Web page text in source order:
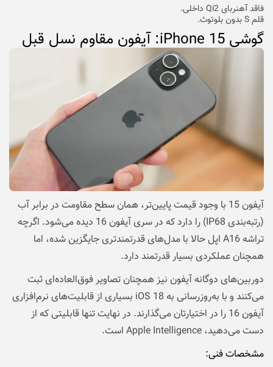
فاقد آهنربای Qi2 داخلی.
قلم S بدون بلوتوث.
گوشی iPhone 15: آیفون مقاوم نسل قبل
آیفون 15 با وجود قیمت پایین‌تر، همان سطح مقاومت در برابر آب
(رتبه‌بندی IP68) را دارد که در سری آیفون 16 دیده می‌شود. اگرچه
تراشه A16 اپل حالا با مدل‌های قدرتمندتری جایگزین شده، اما
همچنان عملکردی بسیار قدرتمند دارد.
دوربین‌های دوگانه آیفون نیز همچنان تصاویر فوق‌العاده‌ای ثبت
می‌کنند و با به‌روزرسانی به iOS 18 بسیاری از قابلیت‌های نرم‌افزاری
آیفون 16 را در اختیارتان می‌گذارند. در نهایت تنها قابلیتی که از
دست می‌دهید، Apple Intelligence است.
مشخصات فنی: